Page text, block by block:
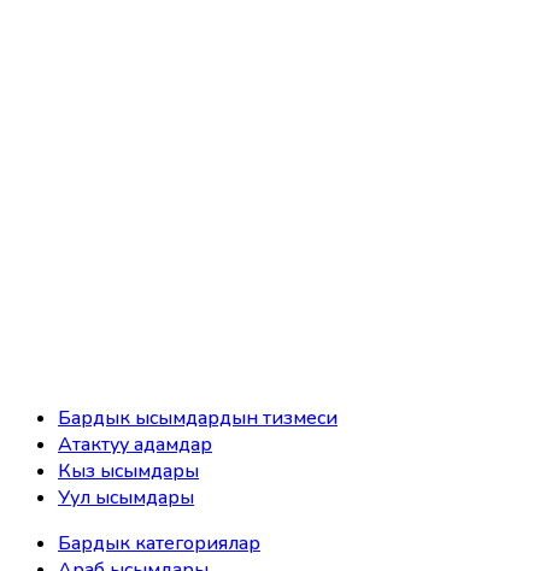
Бардык ысымдардын тизмеси
Атактуу адамдар
Кыз ысымдары
Уул ысымдары
Бардык категориялар